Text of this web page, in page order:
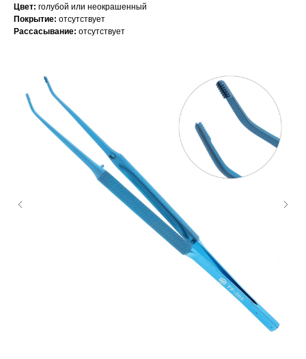
Цвет: голубой или неокрашенный
Покрытие: отсутствует
Рассасывание: отсутствует